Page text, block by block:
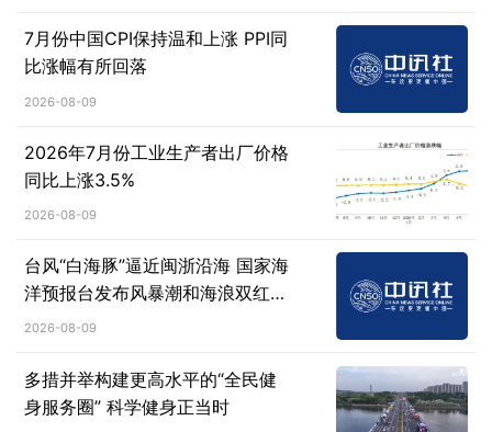
7月份中国CPI保持温和上涨 PPI同
比涨幅有所回落
2026-08-09
2026年7月份工业生产者出厂价格
同比上涨3.5%
2026-08-09
台风“白海豚”逼近闽浙沿海 国家海
洋预报台发布风暴潮和海浪双红警
报
2026-08-09
多措并举构建更高水平的“全民健
身服务圈” 科学健身正当时